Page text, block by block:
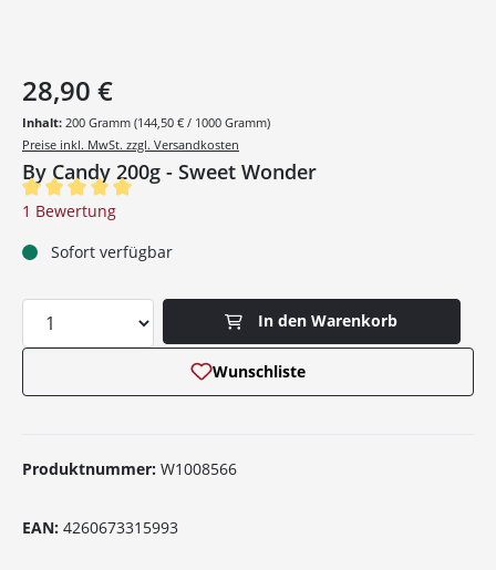
By Candy 200g - Sweet Wonder
28,90 €
Inhalt: 200 Gramm (144,50 € / 1000 Gramm)
Preise inkl. MwSt. zzgl. Versandkosten
Durchschnittliche Bewertung von 5 von 5 Sternen
1 Bewertung
Sofort verfügbar
Produkt Anzahl: Gib den gewünschten
In den Warenkorb
Wunschliste
Produktnummer: W1008566
EAN: 4260673315993